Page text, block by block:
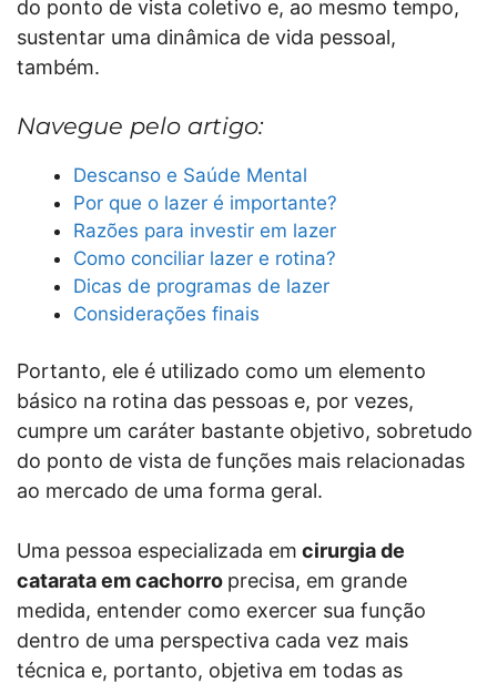
do ponto de vista coletivo e, ao mesmo tempo,
sustentar uma dinâmica de vida pessoal,
também.
Navegue pelo artigo:
Descanso e Saúde Mental
Por que o lazer é importante?
Razões para investir em lazer
Como conciliar lazer e rotina?
Dicas de programas de lazer
Considerações finais
Portanto, ele é utilizado como um elemento
básico na rotina das pessoas e, por vezes,
cumpre um caráter bastante objetivo, sobretudo
do ponto de vista de funções mais relacionadas
ao mercado de uma forma geral.
Uma pessoa especializada em cirurgia de
catarata em cachorro precisa, em grande
medida, entender como exercer sua função
dentro de uma perspectiva cada vez mais
técnica e, portanto, objetiva em todas as